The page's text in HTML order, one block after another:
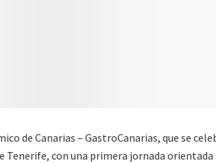
de Canarias – GastroCanarias, que se
Tenerife, con una primera jornada orientada